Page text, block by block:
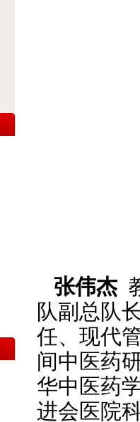
张伟杰
队副总队
任、现代
间中医药
华中医药
进会医院